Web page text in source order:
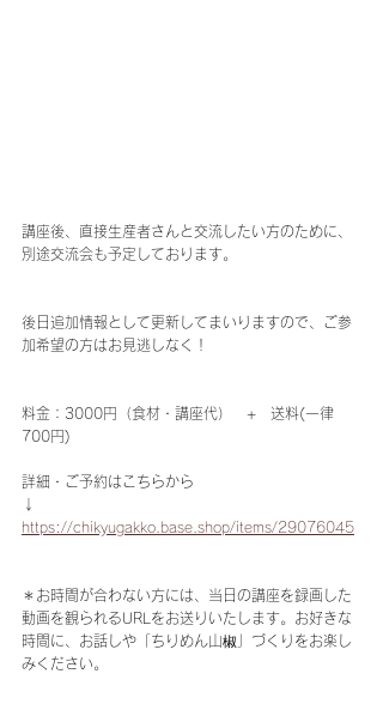
講座後、 直接生産者さんと交流したい方のために、
別途交流会も予定しております。
後日追加情報として更新してまいりますので、ご参
加希望の方はお見逃しなく！
料金：3000円（食材・講座代）　+　送料(一律
700円)
詳細・ご予約はこちらから
↓
https://chikyugakko.base.shop/items/29076045
＊お時間が合わない方には、当日の講座を録画した
動画を観られるURLをお送りいたします。お好きな
時間に、お話しや「ちりめん山椒」づくりをお楽し
みください。